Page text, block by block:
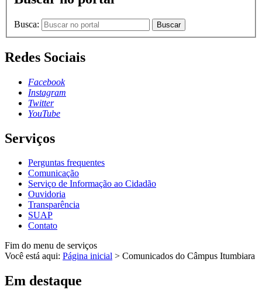
Busca: Buscar
Redes Sociais
Facebook
Instagram
Twitter
YouTube
Serviços
Perguntas frequentes
Comunicação
Serviço de Informação ao Cidadão
Ouvidoria
Transparência
SUAP
Contato
Fim do menu de serviços
Você está aqui: Página inicial > Comunicados do Câmpus Itumbiara
Em destaque